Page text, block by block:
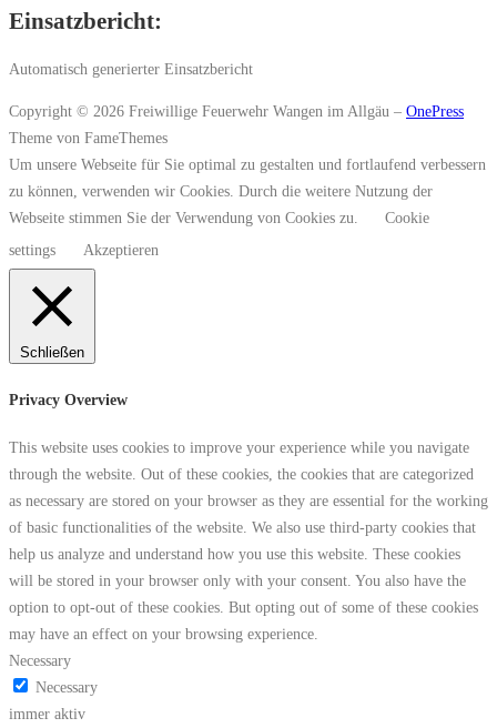
Einsatzbericht:
Automatisch generierter Einsatzbericht
Copyright © 2026 Freiwillige Feuerwehr Wangen im Allgäu – OnePress
Theme von FameThemes
Um unsere Webseite für Sie optimal zu gestalten und fortlaufend verbessern
zu können, verwenden wir Cookies. Durch die weitere Nutzung der
Webseite stimmen Sie der Verwendung von Cookies zu.
Cookie
settings
Akzeptieren
Schließen
Privacy Overview
This website uses cookies to improve your experience while you navigate
through the website. Out of these cookies, the cookies that are categorized
as necessary are stored on your browser as they are essential for the working
of basic functionalities of the website. We also use third-party cookies that
help us analyze and understand how you use this website. These cookies
will be stored in your browser only with your consent. You also have the
option to opt-out of these cookies. But opting out of some of these cookies
may have an effect on your browsing experience.
Necessary
Necessary
immer aktiv